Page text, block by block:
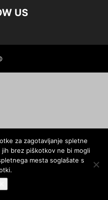
US
za zagotavljanje spletne
brez piškotkov ne bi mogli
mesta soglašate s